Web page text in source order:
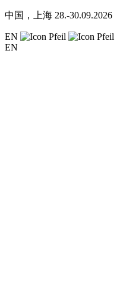
中国，上海 28.-30.09.2026
EN
EN